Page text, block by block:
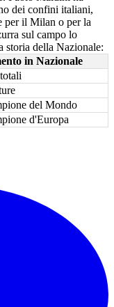
dei confini italiani,
per il Milan o per la
sul campo lo
storia della Nazionale:
in Nazionale
del Mondo
d'Europa